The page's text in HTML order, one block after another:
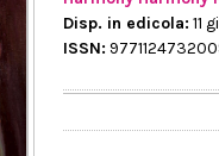
Disp. in edicola: 11
ISSN: